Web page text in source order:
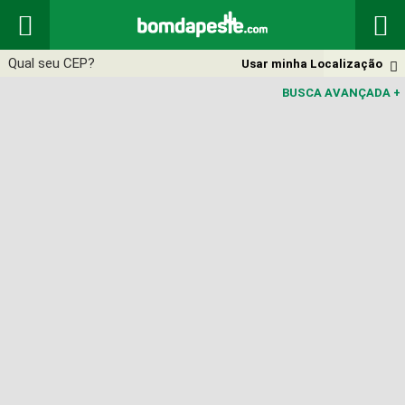
 

Usar minha Localização
BUSCA AVANÇADA +